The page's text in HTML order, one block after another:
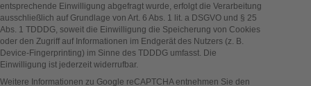
entsprechende Einwilligung abgefragt wurde, erfolgt die Verarbeitung
ausschließlich auf Grundlage von Art. 6 Abs. 1 lit. a DSGVO und § 25
Abs. 1 TDDDG, soweit die Einwilligung die Speicherung von Cookies
oder den Zugriff auf Informationen im Endgerät des Nutzers (z. B.
Device-Fingerprinting) im Sinne des TDDDG umfasst. Die
Einwilligung ist jederzeit widerrufbar.
Weitere Informationen zu Google reCAPTCHA entnehmen Sie den